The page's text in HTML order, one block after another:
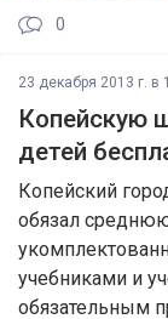
0
23 декабря 2013 г. в
Копейскую
детей
Копейский
обязал
учебниками и
обязательным